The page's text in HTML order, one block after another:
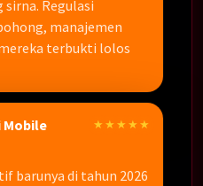
sirna. Regulasi
manajemen
terbukti lolos
Mobile ★★★★★
barunya di tahun 2026